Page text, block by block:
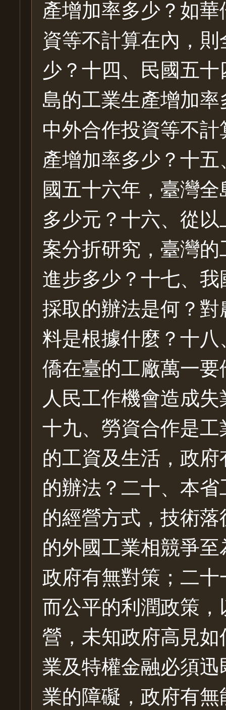
產增加率多少？如
資等不計算在內，
少？十四、民國五
島的工業生產增加
中外合作投資等不
產增加率多少？十
國五十六年，臺灣
多少元？十六、從
案分折研究，臺灣
進步多少？十七、
採取的辦法是何？
料是根據什麼？十
僑在臺的工廠萬一
人民工作機會造成
十九、勞資合作是
的工資及生活，政
的辦法？二十、本
的經營方式，技術
的外國工業相競爭
政府有無對策；二
而公平的利潤政策
營，未知政府高見
業及特權金融必須
業的障礙，政府有